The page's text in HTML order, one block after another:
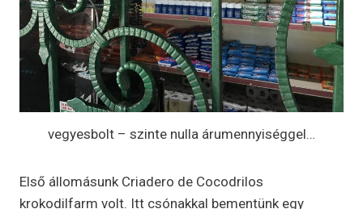
vegyesbolt – szinte nulla árumennyiséggel…
Első állomásunk Criadero de Cocodrilos
krokodilfarm volt. Itt csónakkal bementünk egy